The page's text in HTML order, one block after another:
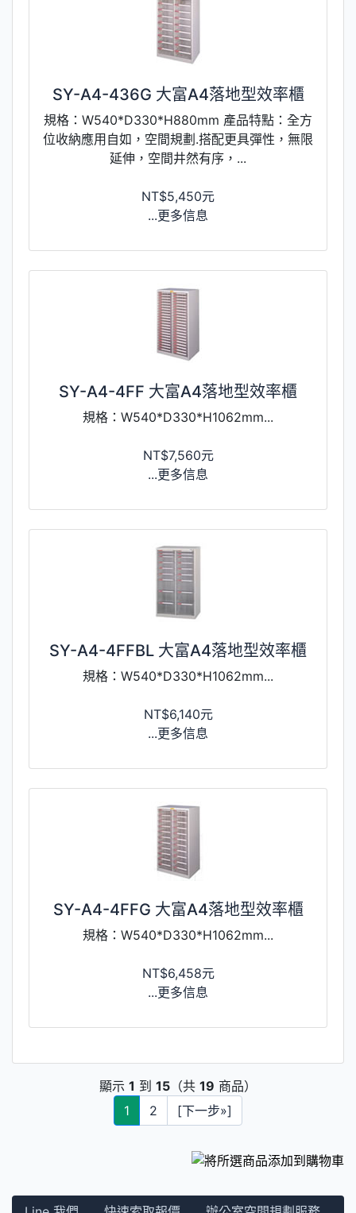
SY-A4-436G 大富A4落地型效率櫃
規格：W540*D330*H880mm 產品特點：全方
位收納應用自如，空間規劃.搭配更具彈性，無限
延伸，空間井然有序，...
NT$5,450元
...更多信息
SY-A4-4FF 大富A4落地型效率櫃
規格：W540*D330*H1062mm...
NT$7,560元
...更多信息
SY-A4-4FFBL 大富A4落地型效率櫃
規格：W540*D330*H1062mm...
NT$6,140元
...更多信息
SY-A4-4FFG 大富A4落地型效率櫃
規格：W540*D330*H1062mm...
NT$6,458元
...更多信息
顯示 1 到 15 （共 19 商品）
1
2 [下一步»]